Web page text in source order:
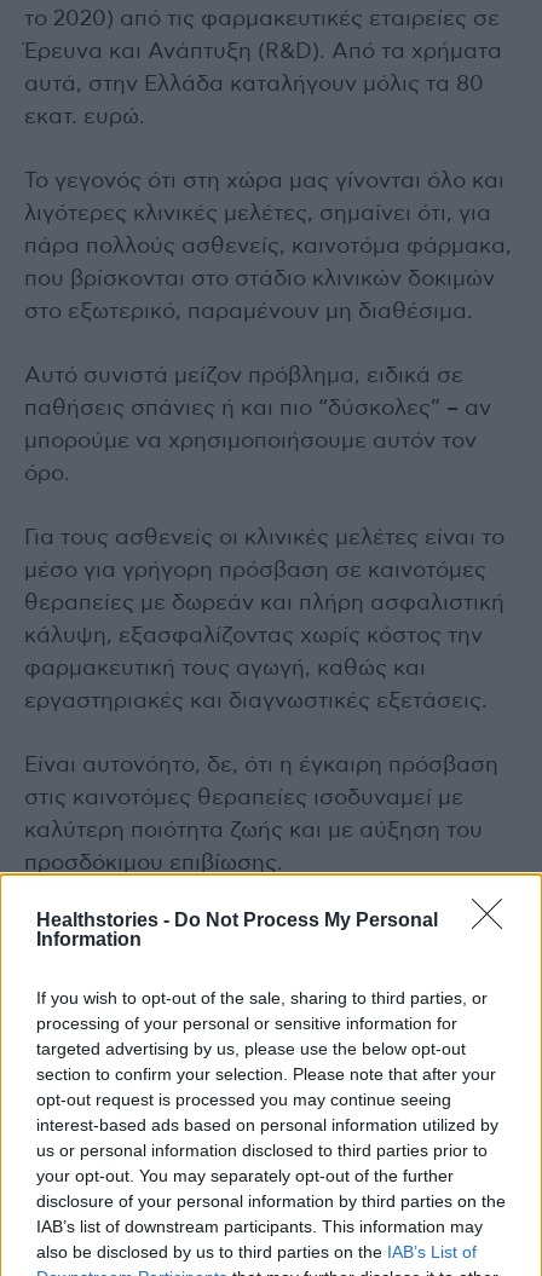
Healthstories - Do Not Process My Personal
Information
If you wish to opt-out of the sale, sharing to third parties, or
processing of your personal or sensitive information for
targeted advertising by us, please use the below opt-out
section to confirm your selection. Please note that after your
opt-out request is processed you may continue seeing
interest-based ads based on personal information utilized by
us or personal information disclosed to third parties prior to
your opt-out. You may separately opt-out of the further
disclosure of your personal information by third parties on the
IAB’s list of downstream participants. This information may
also be disclosed by us to third parties on the IAB’s List of
το 2020) από τις φαρμακευτικές εταιρείες σε
Έρευνα και Ανάπτυξη (R&D). Από τα χρήματα
αυτά, στην Ελλάδα καταλήγουν μόλις τα 80
εκατ. ευρώ.
Το γεγονός ότι στη χώρα μας γίνονται όλο και
λιγότερες κλινικές μελέτες, σημαίνει ότι, για
πάρα πολλούς ασθενείς, καινοτόμα φάρμακα,
που βρίσκονται στο στάδιο κλινικών δοκιμών
στο εξωτερικό, παραμένουν μη διαθέσιμα.
Αυτό συνιστά μείζον πρόβλημα, ειδικά σε
παθήσεις σπάνιες ή και πιο “δύσκολες” – αν
μπορούμε να χρησιμοποιήσουμε αυτόν τον
όρο.
Για τους ασθενείς οι κλινικές μελέτες είναι το
μέσο για γρήγορη πρόσβαση σε καινοτόμες
θεραπείες με δωρεάν και πλήρη ασφαλιστική
κάλυψη, εξασφαλίζοντας χωρίς κόστος την
φαρμακευτική τους αγωγή, καθώς και
εργαστηριακές και διαγνωστικές εξετάσεις.
Είναι αυτονόητο, δε, ότι η έγκαιρη πρόσβαση
στις καινοτόμες θεραπείες ισοδυναμεί με
καλύτερη ποιότητα ζωής και με αύξηση του
προσδόκιμου επιβίωσης.
Διαβάστε επίσης
rapid test από τον ΕΟΔΥ
ΠΟΥ: Σημαίνει τον κώδωνα του κινδύνου για
τεράστιο κύμα οστρακιάς στην Ευρώπη